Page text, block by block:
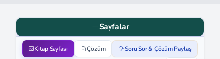
Sayfalar
Kitap Sayfası Çözüm Soru Sor & Çözüm Paylaş